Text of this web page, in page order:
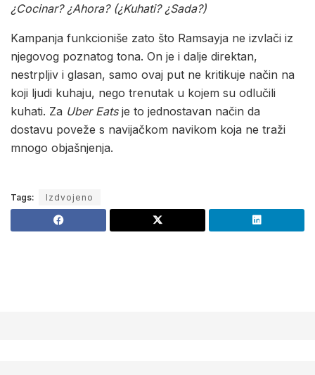
¿Cocinar? ¿Ahora? (¿Kuhati? ¿Sada?)
Kampanja funkcioniše zato što Ramsayja ne izvlači iz
njegovog poznatog tona. On je i dalje direktan,
nestrpljiv i glasan, samo ovaj put ne kritikuje način na
koji ljudi kuhaju, nego trenutak u kojem su odlučili
kuhati. Za Uber Eatsje to jednostavan način da
dostavu poveže s navijačkom navikom koja ne traži
mnogo objašnjenja.
Tags: Izdvojeno